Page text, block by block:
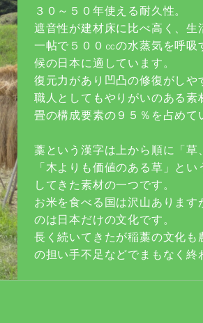
３０～５０年使える耐久性。
遮音性が建材床に比べ高く、生
一帖で５００㏄の水蒸気を呼
候の日本に適しています。
復元力があり凹凸の修復がしや
職人としてもやりがいのある素
畳の構成要素の９５％を占めて
藁という漢字は上から順に「
「木よりも価値のある草」と
してきた素材の一つです。
お米を食べる国は沢山あります
のは日本だけの文化です。
長く続いてきたが稲藁の文化
の担い手不足などでまもなく終